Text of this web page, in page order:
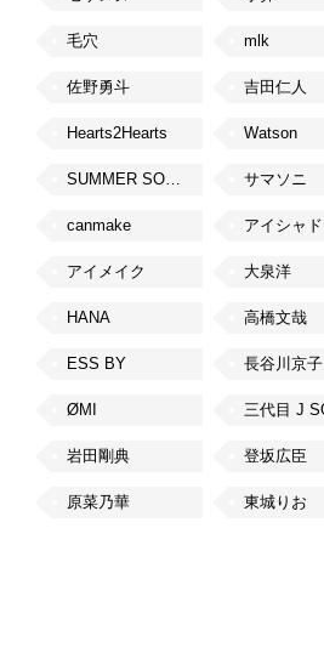
毛穴 mlk
佐野勇斗 吉田仁人
Hearts2Hearts Watson
SUMMER SONIC サマソニ
canmake
アイメイク 大泉洋
HANA 高橋文哉
ESS BY 長谷川京子
ØMI
岩田剛典 登坂広臣
原菜乃華 東城りお